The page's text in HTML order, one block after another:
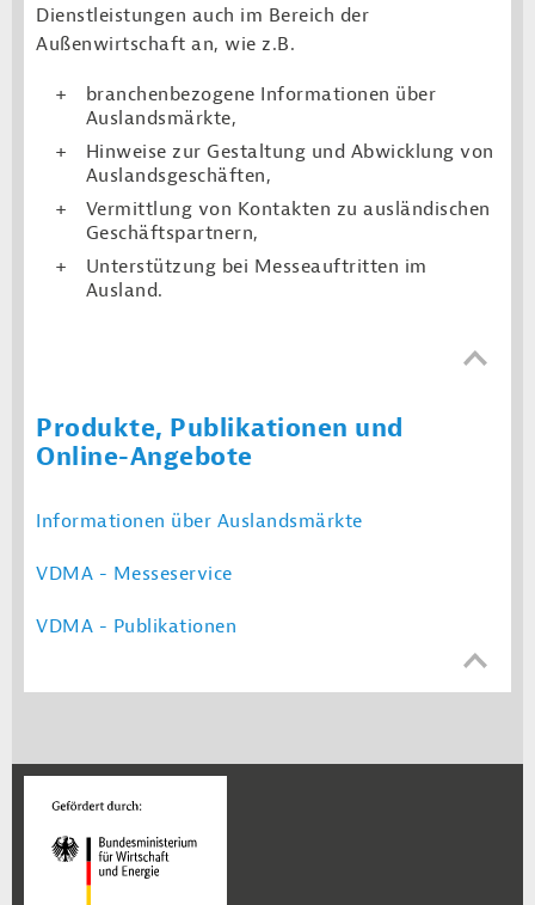
Dienstleistungen auch im Bereich der
Außenwirtschaft an, wie z.B.
branchenbezogene Informationen über
Auslandsmärkte,
Hinweise zur Gestaltung und Abwicklung von
Auslandsgeschäften,
Vermittlung von Kontakten zu ausländischen
Geschäftspartnern,
Unterstützung bei Messeauftritten im
Ausland.
Produkte, Publikationen und
Online-Angebote
Informationen über Auslandsmärkte
VDMA - Messeservice
VDMA - Publikationen